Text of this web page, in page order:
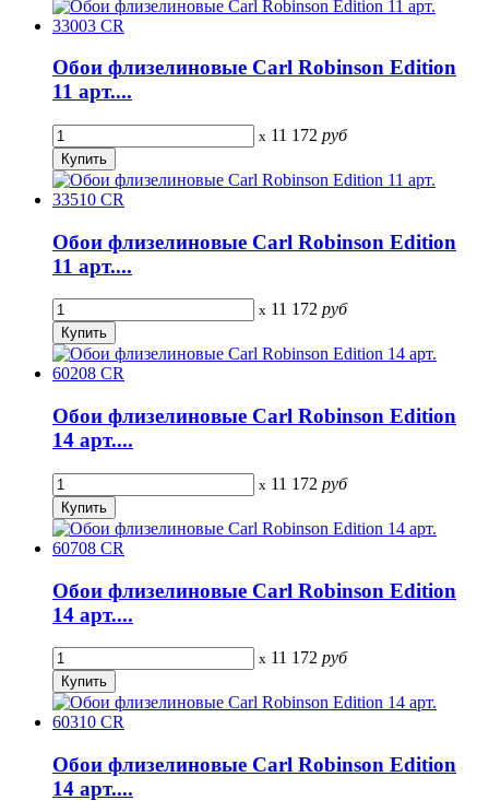
Обои флизелиновые Carl Robinson Edition
11 арт....
x 11 172 руб
Обои флизелиновые Carl Robinson Edition
11 арт....
x 11 172 руб
Обои флизелиновые Carl Robinson Edition
14 арт....
x 11 172 руб
Обои флизелиновые Carl Robinson Edition
14 арт....
x 11 172 руб
Обои флизелиновые Carl Robinson Edition
14 арт....